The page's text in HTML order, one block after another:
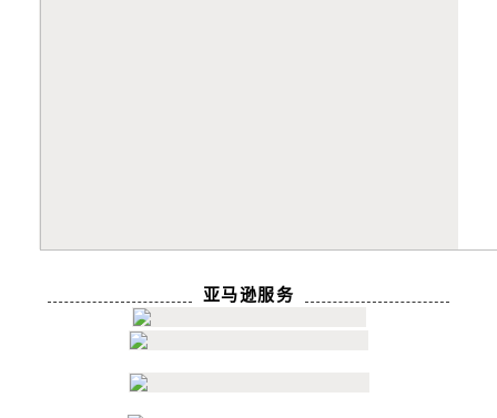
亚马逊服务